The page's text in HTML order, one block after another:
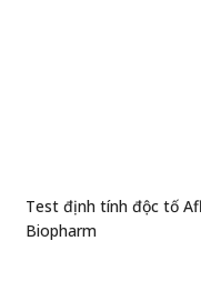
Test định tính độc tố
Biopharm